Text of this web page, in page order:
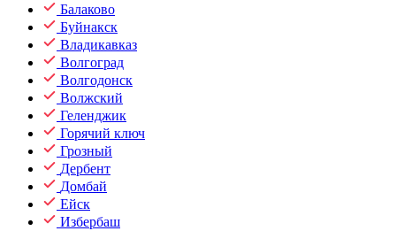
Балаково
Буйнакск
Владикавказ
Волгоград
Волгодонск
Волжский
Геленджик
Горячий ключ
Грозный
Дербент
Домбай
Ейск
Избербаш